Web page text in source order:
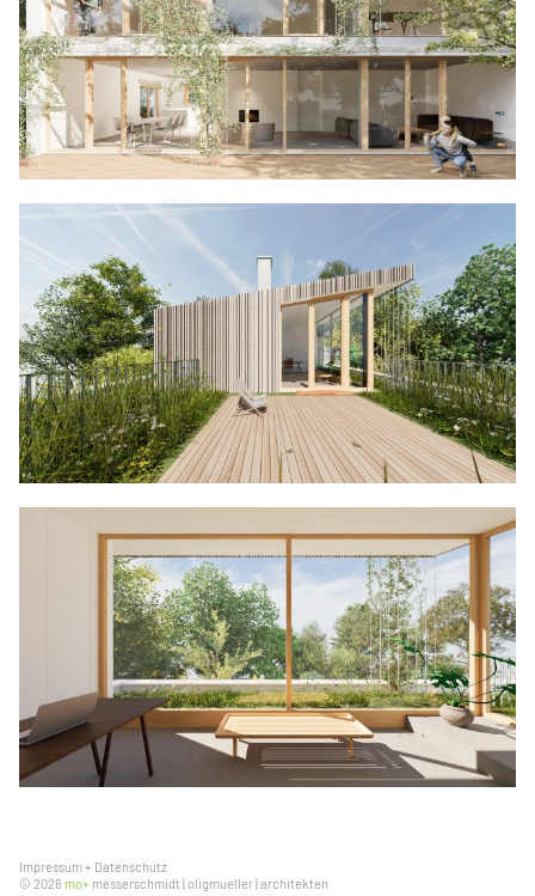
Impressum+ Datenschutz
© 2026 mo+ messerschmidt | oligmueller | architekten